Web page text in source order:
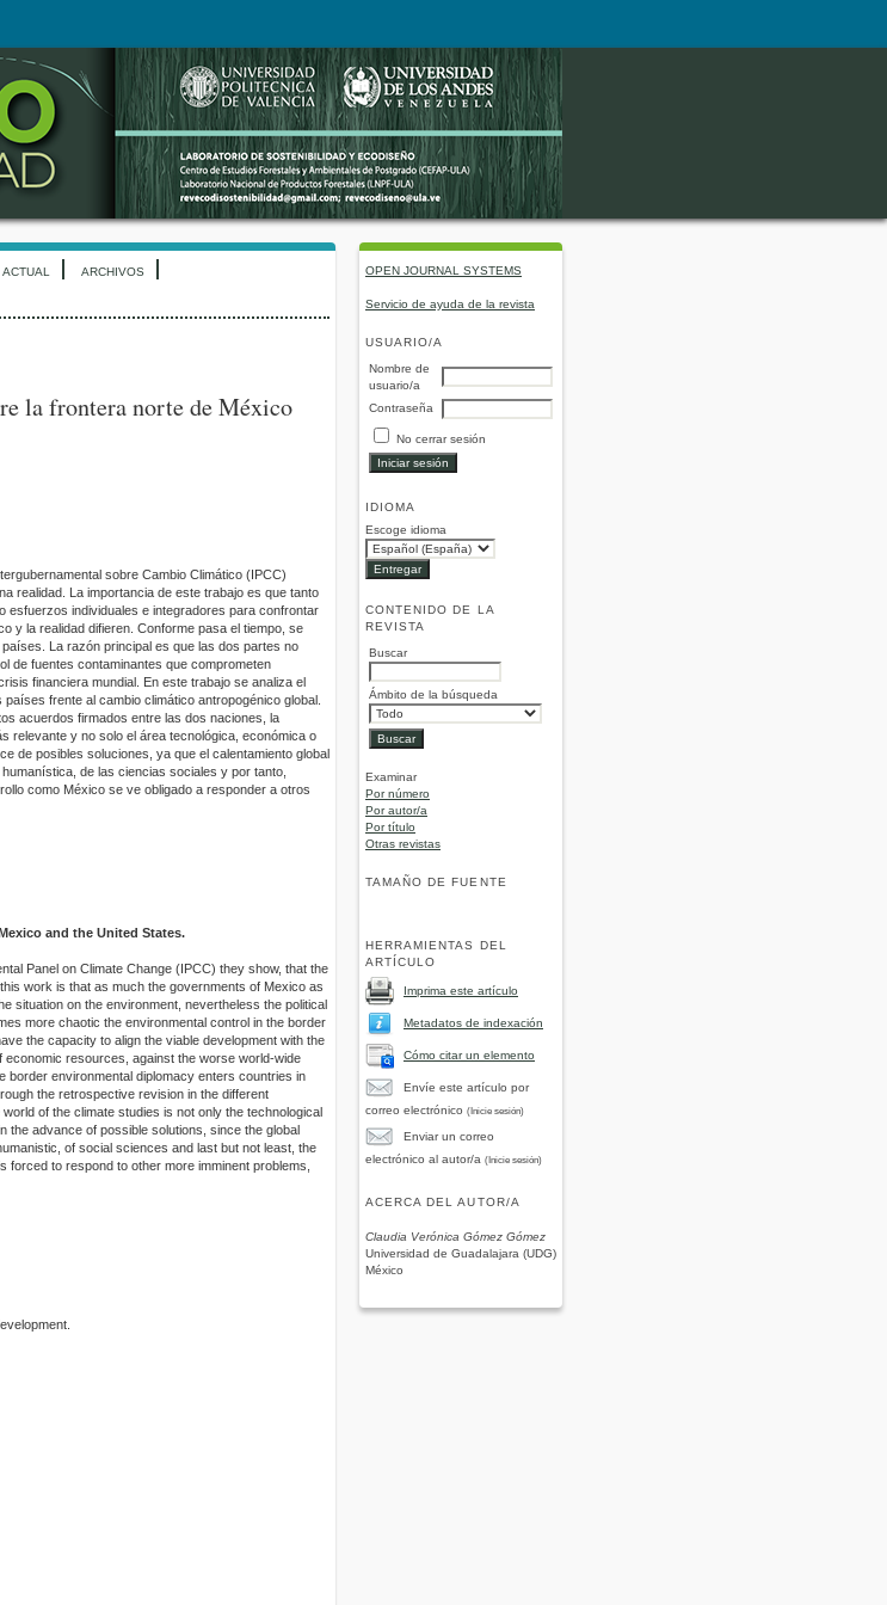
OPEN JOURNAL SYSTEMS
Servicio de ayuda de la revista
USUARIO/A
Nombre de
usuario/a
Contraseña
No cerrar sesión
IDIOMA
Escoge idioma
CONTENIDO DE LA
REVISTA
Buscar
Ámbito de la búsqueda
Examinar
Por número
Por autor/a
Por título
Otras revistas
TAMAÑO DE FUENTE
HERRAMIENTAS DEL
ARTÍCULO
Imprima este artículo
Metadatos de indexación
Cómo citar un elemento
Envíe este artículo por
correo electrónico (Inicie sesión)
Enviar un correo
electrónico al autor/a (Inicie sesión)
ACERCA DEL AUTOR/A
Claudia Verónica Gómez Gómez
Universidad de Guadalajara (UDG)
México
ACTUAL ARCHIVOS
la frontera norte de México
sobre Cambio Climático (IPCC)
realidad. La importancia de este trabajo es que tanto
esfuerzos individuales e integradores para confrontar
y la realidad difieren. Conforme pasa el tiempo, se
La razón principal es que las dos partes no
de fuentes contaminantes que comprometen
financiera mundial. En este trabajo se analiza el
frente al cambio climático antropogénico global.
acuerdos firmados entre las dos naciones, la
relevante y no solo el área tecnológica, económica o
de posibles soluciones, ya que el calentamiento global
de las ciencias sociales y por tanto,
como México se ve obligado a responder a otros
and the United States.
Panel on Climate Change (IPCC) they show, that the
work is that as much the governments of Mexico as
situation on the environment, nevertheless the political
more chaotic the environmental control in the border
the capacity to align the viable development with the
resources, against the worse world-wide
border environmental diplomacy enters countries in
the retrospective revision in the different
of the climate studies is not only the technological
the advance of possible solutions, since the global
of social sciences and last but not least, the
to respond to other more imminent problems,